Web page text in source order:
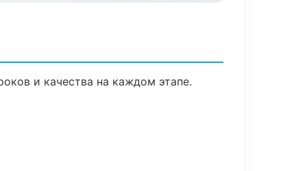
и качества на каждом этапе.